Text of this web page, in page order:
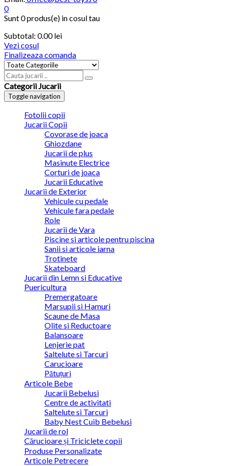
0
Sunt0 produs(e) in cosul tau
Subtotal: 0.00lei
Vezi cosul
Finalizeaza comanda
Categorii Jucarii
Toggle navigation
Fotolii copii
Jucarii Copii
Covorase de joaca
Ghiozdane
Jucarii de plus
Masinute Electrice
Corturi de joaca
Jucarii Educative
Jucarii de Exterior
Vehicule cu pedale
Vehicule fara pedale
Role
Jucarii de Vara
Piscine si articole pentru piscina
Sanii si articole iarna
Trotinete
Skateboard
Jucarii din Lemn si Educative
Puericultura
Premergatoare
Marsupii si Hamuri
Scaune de Masa
Olite si Reductoare
Balansoare
Lenjerie pat
Saltelute si Tarcuri
Carucioare
Pătuțuri
Articole Bebe
Jucarii Bebelusi
Centre de activitati
Saltelute si Tarcuri
Baby Nest Cuib Bebelusi
Jucarii de rol
Cărucioare și Triciclete copii
Produse Personalizate
Articole Petrecere